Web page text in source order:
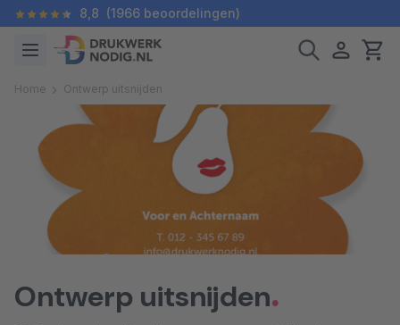
8,8 (1966 beoordelingen)
Home Ontwerp uitsnijden
Ontwerp uitsnijden